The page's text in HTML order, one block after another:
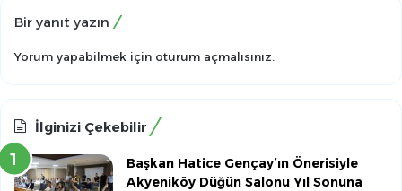
Bir yanıt yazın
Yorum yapabilmek için oturum açmalısınız
İlginizi Çekebilir
Başkan Hatice Gençay’ın Önerisiyle
Akyeniköy Düğün Salonu Yıl Sonuna